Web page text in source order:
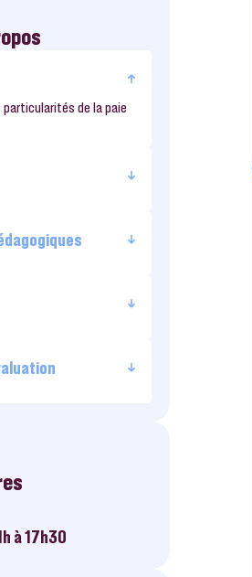
particularités de la paie
à 17h30